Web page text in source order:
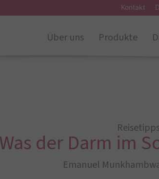
Kontakt
Über uns Produkte
Was der Darm im
Emanuel